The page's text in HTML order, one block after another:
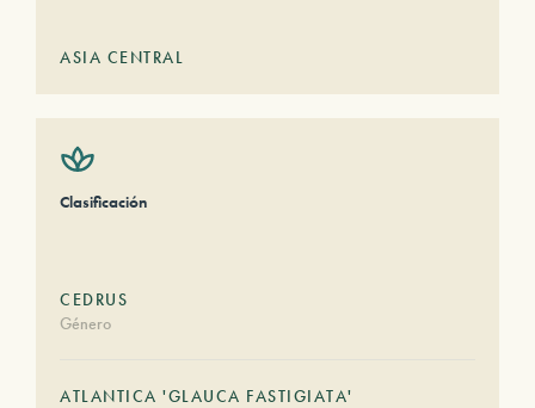
ASIA CENTRAL
Clasificación
CEDRUS
Género
ATLANTICA 'GLAUCA FASTIGIATA'